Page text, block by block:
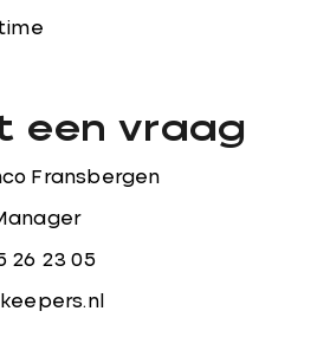
een vraag
Fransbergen
26 23 05